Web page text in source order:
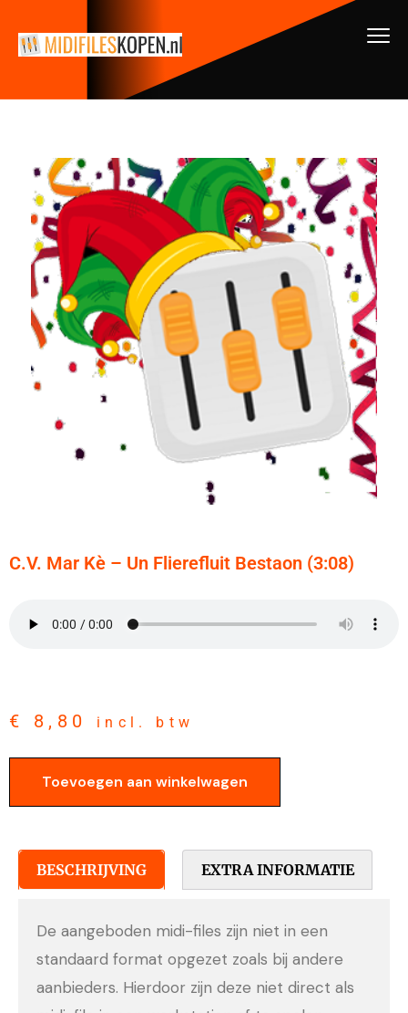
C.V. Mar Kè – Un Flierefluit Bestaon (3:08)
€ 8,80 incl. btw
Toevoegen aan winkelwagen
BESCHRIJVING EXTRA INFORMATIE
De aangeboden midi-files zijn niet in een
standaard format opgezet zoals bij andere
aanbieders. Hierdoor zijn deze niet direct als